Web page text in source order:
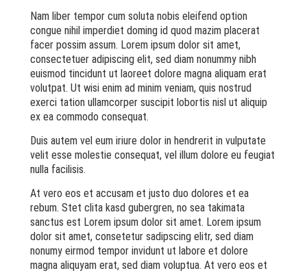
Nam liber tempor cum soluta nobis eleifend option
congue nihil imperdiet doming id quod mazim placerat
facer possim assum. Lorem ipsum dolor sit amet,
consectetuer adipiscing elit, sed diam nonummy nibh
euismod tincidunt ut laoreet dolore magna aliquam erat
volutpat. Ut wisi enim ad minim veniam, quis nostrud
exerci tation ullamcorper suscipit lobortis nisl ut aliquip
ex ea commodo consequat.
Duis autem vel eum iriure dolor in hendrerit in vulputate
velit esse molestie consequat, vel illum dolore eu feugiat
nulla facilisis.
At vero eos et accusam et justo duo dolores et ea
rebum. Stet clita kasd gubergren, no sea takimata
sanctus est Lorem ipsum dolor sit amet. Lorem ipsum
dolor sit amet, consetetur sadipscing elitr, sed diam
nonumy eirmod tempor invidunt ut labore et dolore
magna aliquyam erat, sed diam voluptua. At vero eos et